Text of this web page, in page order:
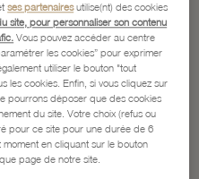
ses partenairesutilise(nt) des cookies
site, pour personnaliser son contenu
Vous pouvez accéder au centre
les cookies” pour exprimer
utiliser le bouton "tout
les cookies. Enfin, si vous cliquez sur
pourrons déposer que des cookies
du site. Votre choix (refus ou
pour ce site pour une durée de 6
en cliquant sur le bouton
page de notre site.